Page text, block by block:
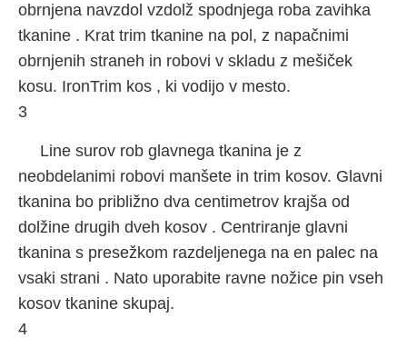
obrnjena navzdol vzdolž spodnjega roba zavihka
tkanine . Krat trim tkanine na pol, z napačnimi
obrnjenih straneh in robovi v skladu z mešiček
kosu. IronTrim kos , ki vodijo v mesto.
3
Line surov rob glavnega tkanina je z
neobdelanimi robovi manšete in trim kosov. Glavni
tkanina bo približno dva centimetrov krajša od
dolžine drugih dveh kosov . Centriranje glavni
tkanina s presežkom razdeljenega na en palec na
vsaki strani . Nato uporabite ravne nožice pin vseh
kosov tkanine skupaj.
4